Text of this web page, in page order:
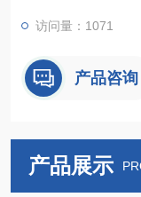
访问量：1071
产品咨询
产品展示